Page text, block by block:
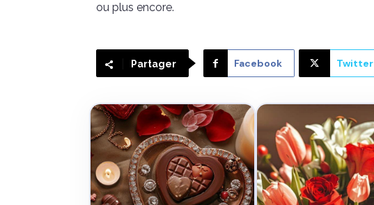
ou plus encore.
Partager Facebook Twitter